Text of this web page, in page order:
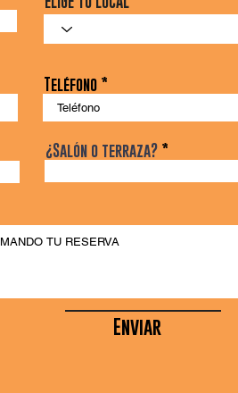
Teléfono
¿Salón o terraza?
Enviar